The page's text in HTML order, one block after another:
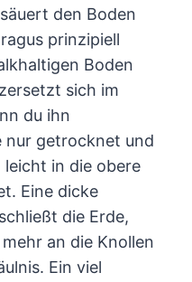
den Boden
prinzipiell
Boden
sich im
du ihn
getrocknet und
leicht in die obere
Eine dicke
die Erde,
an die Knollen
Ein viel